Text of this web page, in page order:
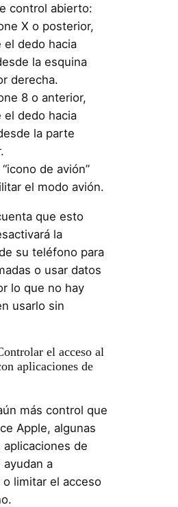
control abierto:
X o posterior,
el dedo hacia
la esquina
derecha.
8 o anterior,
el dedo hacia
la parte
de avión”
el modo avión.
que esto
la
su teléfono para
o usar datos
lo que no hay
usarlo sin
el acceso al
aplicaciones de
más control que
Apple, algunas
de
a
limitar el acceso